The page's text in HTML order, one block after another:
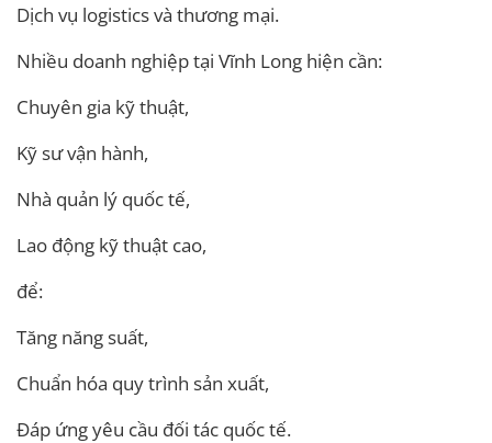
Dịch vụ logistics và thương mại.
Nhiều doanh nghiệp tại Vĩnh Long hiện cần:
Chuyên gia kỹ thuật,
Kỹ sư vận hành,
Nhà quản lý quốc tế,
Lao động kỹ thuật cao,
để:
Tăng năng suất,
Chuẩn hóa quy trình sản xuất,
Đáp ứng yêu cầu đối tác quốc tế.